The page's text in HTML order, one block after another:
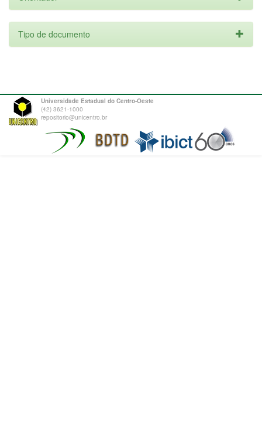
Tipo de documento
Universidade Estadual do Centro-Oeste
(42) 3621-1000
repositorio@unicentro.br